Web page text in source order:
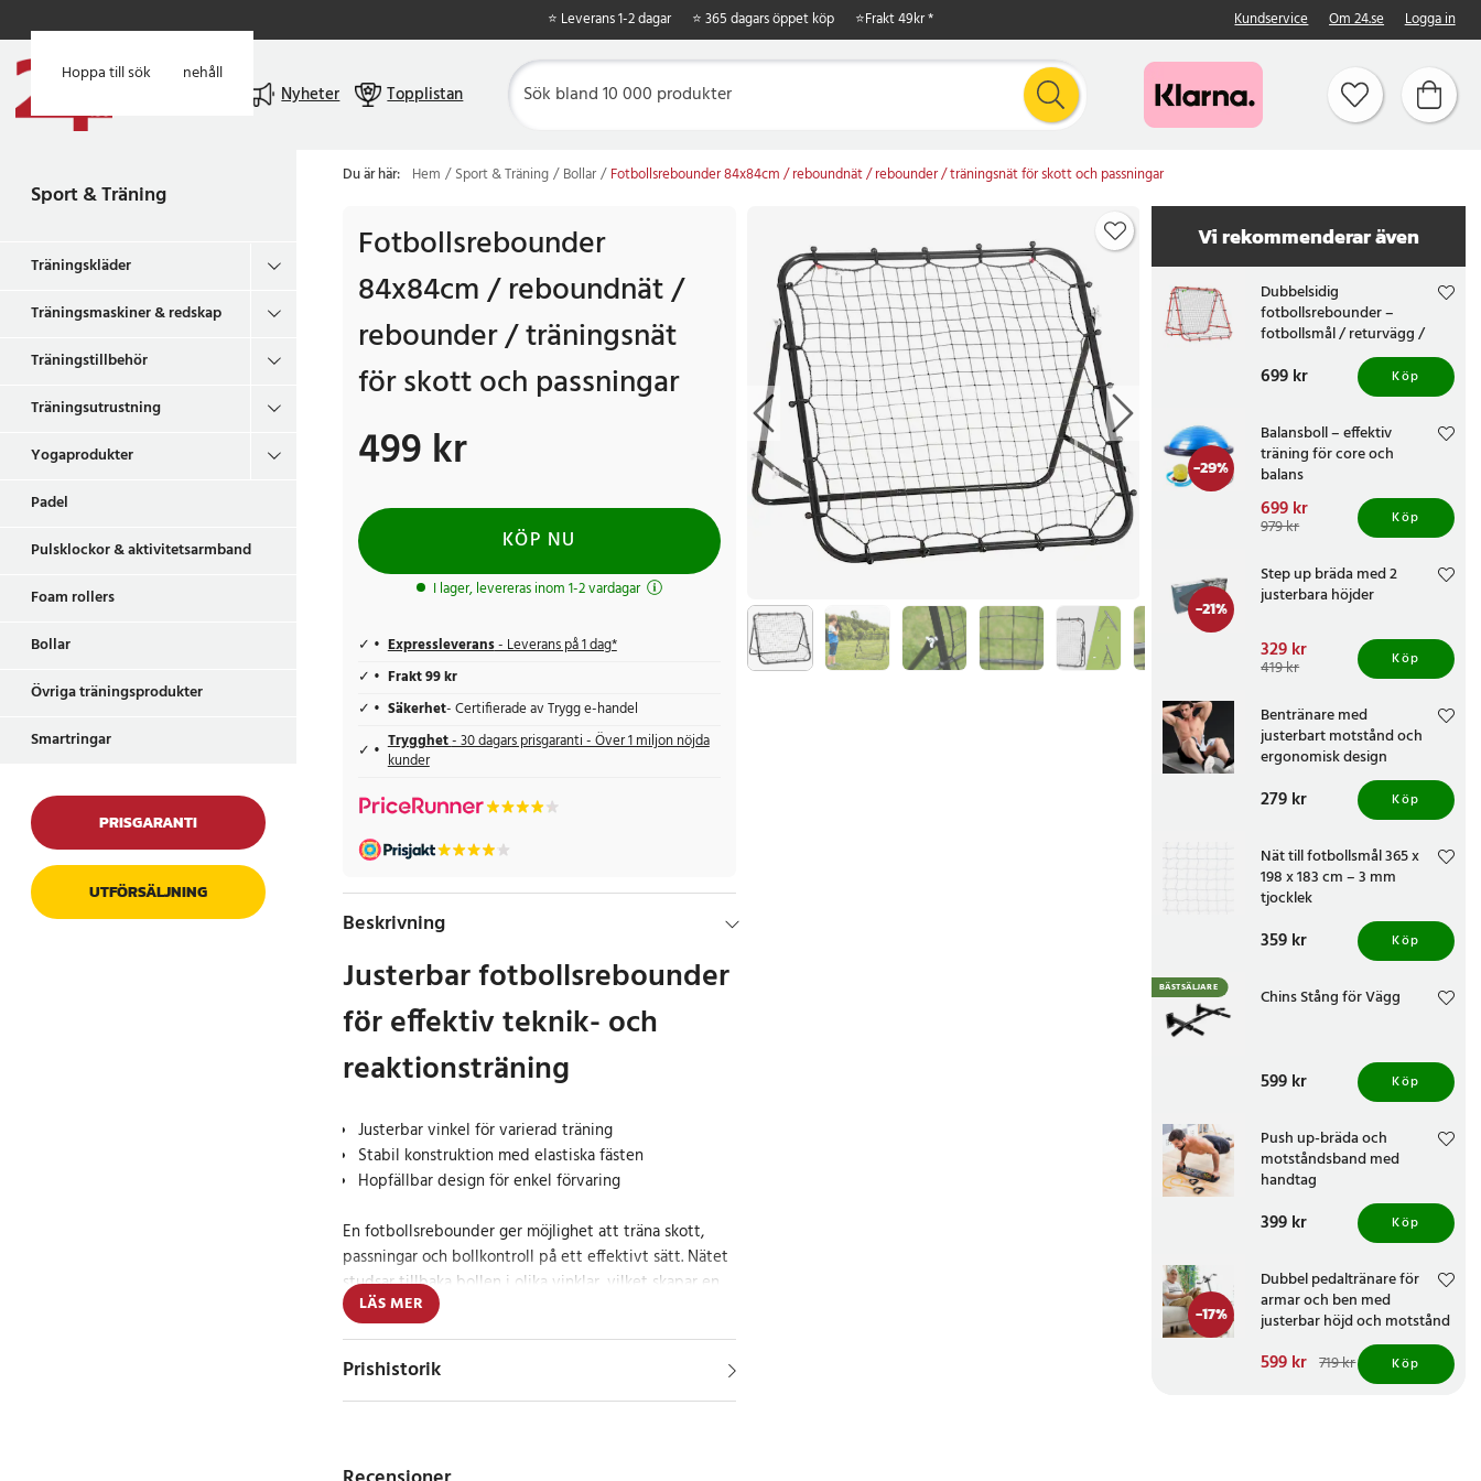
Hoppa till huvudinnehåll
Hoppa till sök
⭐ Leverans 1-2 dagar ⭐ 365 dagars öppet köp ⭐Frakt 49kr * Kundservice Om 24.se Logga in
Nyheter Topplistan
Sport & Träning
Träningskläder
Träningsmaskiner & redskap
Träningstillbehör
Träningsutrustning
Yogaprodukter
Padel
Pulsklockor & aktivitetsarmband
Foam rollers
Bollar
Övriga träningsprodukter
Smartringar
PRISGARANTI
UTFÖRSÄLJNING
Du är här: Hem Sport & Träning Bollar Fotbollsrebounder 84x84cm / reboundnät / rebounder / träningsnät för skott och passningar
Fotbollsrebounder
84x84cm / reboundnät /
rebounder / träningsnät
för skott och passningar
Pris:499 kr
499 kr
KÖP NU
I lager, levereras inom 1-2 vardagar
Expressleverans- Leverans på 1 dag*
Frakt 99 kr
Säkerhet- Certifierade av Trygg e-handel
Trygghet- 30 dagars prisgaranti - Över 1 miljon nöjda
kunder
Beskrivning
Justerbar fotbollsrebounder
för effektiv teknik- och
reaktionsträning
Justerbar vinkel för varierad träning
Stabil konstruktion med elastiska fästen
Hopfällbar design för enkel förvaring
En fotbollsrebounder ger möjlighet att träna skott,
passningar och bollkontroll på ett effektivt sätt. Nätet
studsar tillbaka bollen i olika vinklar, vilket skapar en
dynamisk träningsupplevelse och förbättrar
reaktionsförmågan.
Den justerbara vinkeln gör det möjligt att anpassa
träningen efter olika övningar. En brant vinkel ger
LÄS MER
Prishistorik
Vi rekommenderar även
Dubbelsidig
fotbollsrebounder –
fotbollsmål / returvägg /
träningsmål med
reboundnät
Pris:699 kr
699 kr Köp
-29%
Balansboll – effektiv
träning för core och
balans
Nuvarande pris:
699 kr Tidigare pris :979 kr
699 kr
979 kr Köp
-21%
Step up bräda med 2
justerbara höjder
Nuvarande pris:
329 kr Tidigare pris :419 kr
329 kr
419 kr Köp
Bentränare med
justerbart motstånd och
ergonomisk design
Pris:279 kr
279 kr Köp
Nät till fotbollsmål 365 x
198 x 183 cm – 3 mm
tjocklek
Pris:359 kr
359 kr Köp
BÄSTSÄLJARE Chins Stång för Vägg
Pris:599 kr
599 kr Köp
Push up-bräda och
motståndsband med
handtag
Pris:399 kr
399 kr Köp
-17%
Dubbel pedaltränare för
armar och ben med
justerbar höjd och motstånd
Nuvarande pris
Tidigare pris 719 kr
599 kr 719 kr Köp